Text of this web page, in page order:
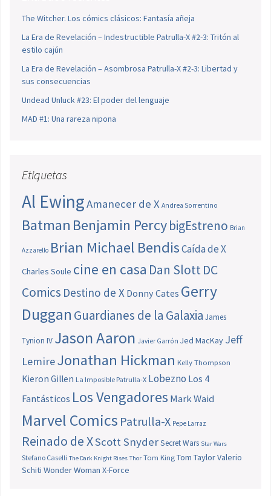
The Witcher. Los cómics clásicos: Fantasía añeja
La Era de Revelación – Indestructible Patrulla-X #2-3: Tritón al
estilo cajún
La Era de Revelación – Asombrosa Patrulla-X #2-3: Libertad y
sus consecuencias
Undead Unluck #23: El poder del lenguaje
MAD #1: Una rareza nipona
Etiquetas
Al EwingAmanecer de X Andrea Sorrentino
Batman Benjamin PercybigEstreno Brian
Azzarello Brian Michael BendisCaída de X
Charles Soule cine en casa Dan SlottDC
Comics Destino de X Donny Cates Gerry
Duggan Guardianes de la Galaxia James
Tynion IV Jason Aaron Javier Garrón Jed MacKay Jeff
LemireJonathan Hickman Kelly Thompson
Kieron Gillen La Imposible Patrulla-X Lobezno Los 4
Fantásticos Los Vengadores Mark Waid
Marvel Comics Patrulla-X Pepe Larraz
Reinado de XScott SnyderSecret Wars Star Wars
Stefano Caselli The Dark Knight Rises Thor Tom King Tom TaylorValerio
Schiti Wonder Woman X-Force